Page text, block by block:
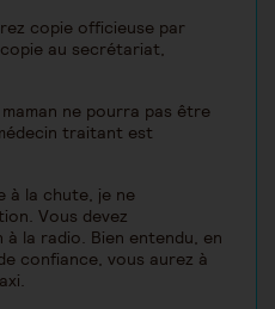
copie officieuse par
au secrétariat,
ne pourra pas être
traitant est
à la chute, je ne
Vous devez
la radio. Bien entendu, en
confiance, vous aurez à